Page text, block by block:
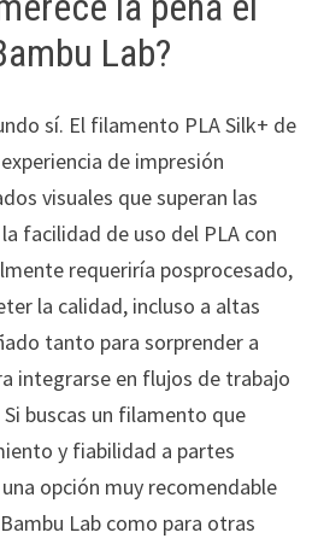
Lab?
sí. El filamento PLA Silk+ de
de impresión
visuales que superan las
facilidad de uso del PLA con
requeriría posprocesado,
la calidad, incluso a altas
tanto para sorprender a
integrarse en flujos de trabajo
buscas un filamento que
y fiabilidad a partes
opción muy recomendable
Lab como para otras